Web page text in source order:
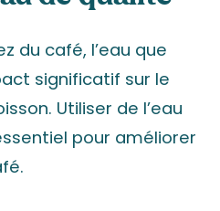
du café, l’eau que
significatif sur le
Utiliser de l’eau
pour améliorer